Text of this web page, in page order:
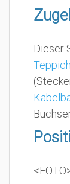
Dieser